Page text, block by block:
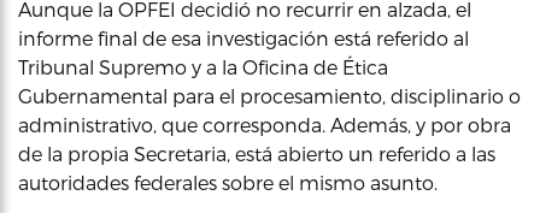
Aunque la OPFEI decidió no recurrir en alzada, el
informe final de esa investigación está referido al
Tribunal Supremo y a la Oficina de Ética
Gubernamental para el procesamiento, disciplinario o
administrativo, que corresponda. Además, y por obra
de la propia Secretaria, está abierto un referido a las
autoridades federales sobre el mismo asunto.